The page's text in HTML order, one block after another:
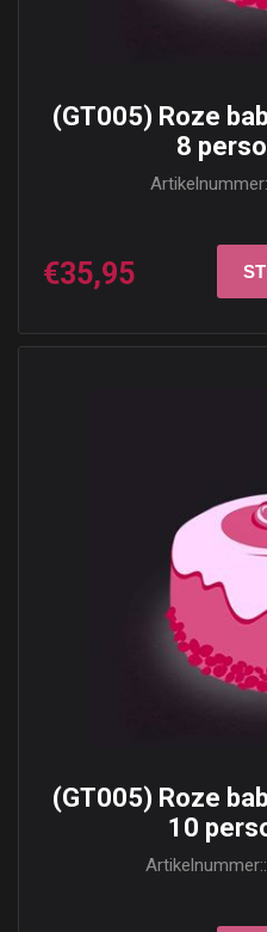
(GT005) Roze
8
€35,95
(GT005) Roze
10
Artikelnummer::